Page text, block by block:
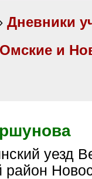
Дневники
Омские и
район